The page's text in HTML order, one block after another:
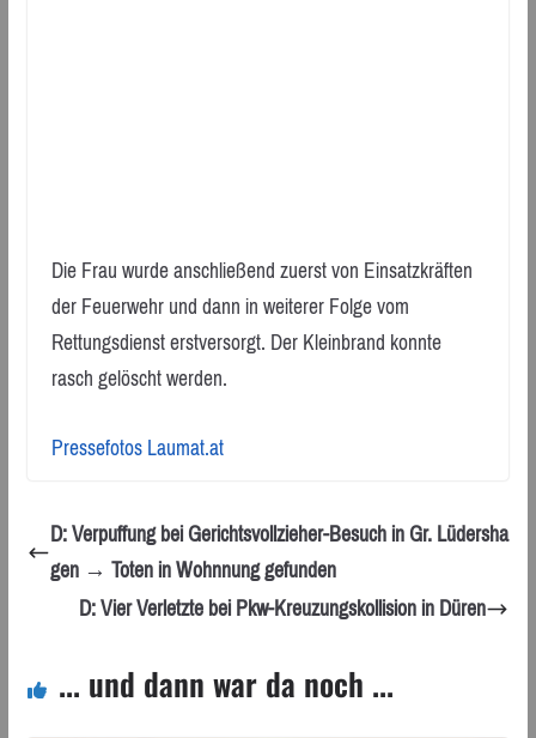
Die Frau wurde anschließend zuerst von Einsatzkräften
der Feuerwehr und dann in weiterer Folge vom
Rettungsdienst erstversorgt. Der Kleinbrand konnte
rasch gelöscht werden.
Pressefotos Laumat.at
D: Verpuffung bei Gerichtsvollzieher-Besuch in Gr. Lüdersha
gen → Toten in Wohnnung gefunden
D: Vier Verletzte bei Pkw-Kreuzungskollision in Düren
... und dann war da noch ...